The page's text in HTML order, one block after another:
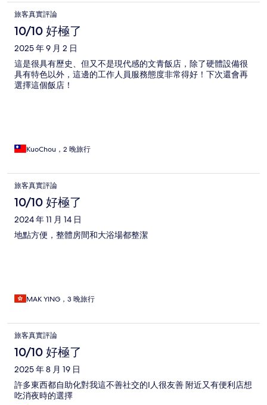
旅客真實評論
10/10 好極了
2025 年 9 月 2 日
這是很具有歷史、但又不是現代感的文青飯店，除了硬體設備很
具有特色以外，這邊的工作人員服務態度非常得好！下次還會再
選擇這個飯店！
KuoChou，2 晚旅行
旅客真實評論
10/10 好極了
2024 年 11 月 14 日
地點方便，整體房間和大浴場都整潔
MAK YING，3 晚旅行
旅客真實評論
10/10 好極了
2025 年 8 月 19 日
許多東西都自助化對我這不善社交的I人很友善 附近又有便利店想
吃消夜時的選擇